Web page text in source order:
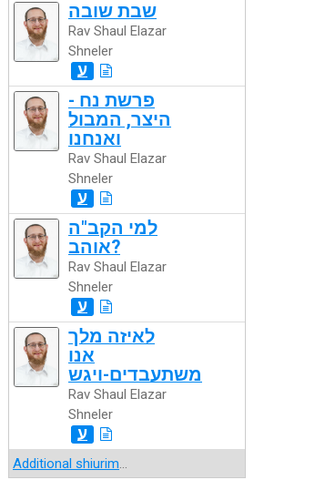
שבת שובה
Rav Shaul Elazar
Shneler
ע
פרשת נח -
היצר, המבול
ואנחנו
Rav Shaul Elazar
Shneler
ע
למי הקב"ה
אוהב?
Rav Shaul Elazar
Shneler
ע
לאיזה מלך
אנו
משתעבדים-ויגש
Rav Shaul Elazar
Shneler
ע
Additional shiurim...